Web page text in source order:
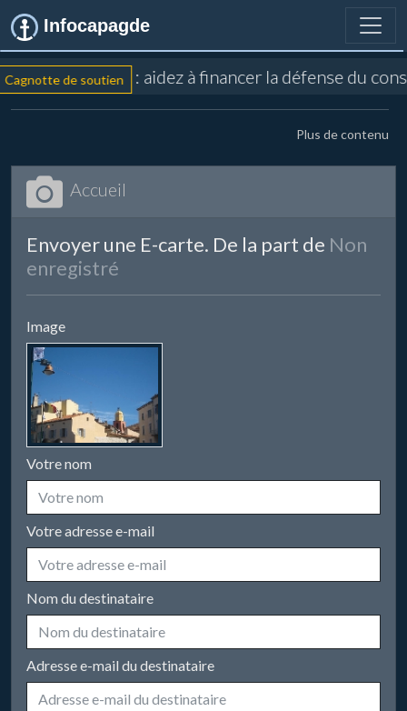
Infocapagde
Cagnotte de soutien : aidez à financer la défense du
Plus de contenu
Accueil
Envoyer une E-carte. De la part de Non
enregistré
Image
Votre nom
Votre adresse e-mail
Nom du destinataire
Adresse e-mail du destinataire